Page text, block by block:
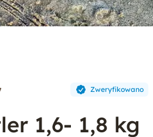
Zweryfikowano
1,6- 1,8 kg